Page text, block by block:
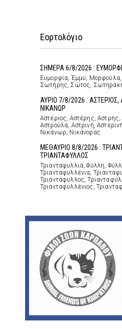
Εορτολόγιο
ΣΗΜΕΡΑ 6/8/2026 :
Ευμορφία, Έμμυ,
Σωτήρης, Σώτος,
ΑΥΡΙΟ 7/8/2026 :
ΝΙΚΑΝΩΡ
Αστέριος, Αστέρης,
Αστρούλα, Αστρινή,
Νικάνωρ, Νικάνορας
ΜΕΘΑΥΡΙΟ 8/8/2026 :
ΤΡΙΑΝΤΑΦΥΛΛΟΣ
Τριανταφυλλιά, Φύλλη,
Τριανταφυλλένια,
Τριαντάφυλλος,
Τριανταφυλλένιος,